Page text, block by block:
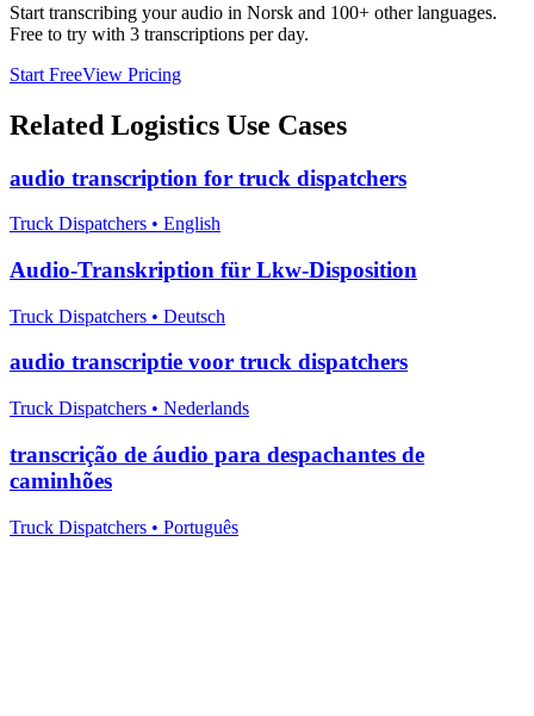
Start transcribing your audio in Norsk and 100+ other languages.
Free to try with 3 transcriptions per day.
Start FreeView Pricing
Related Logistics Use Cases
audio transcription for truck dispatchers
Truck Dispatchers • English
Audio-Transkription für Lkw-Disposition
Truck Dispatchers • Deutsch
audio transcriptie voor truck dispatchers
Truck Dispatchers • Nederlands
transcrição de áudio para despachantes de
caminhões
Truck Dispatchers • Português